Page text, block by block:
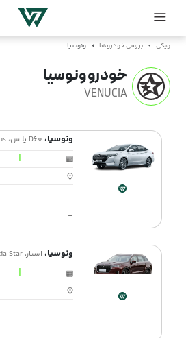
ویکی بررسی خودروها ونوسیا
خودرو ونوسیا
VENUCIA
ونوسیا، D60 پلاس، Venucia D60-Plus
|
-
ونوسیا، استار، Venucia Star
|
-